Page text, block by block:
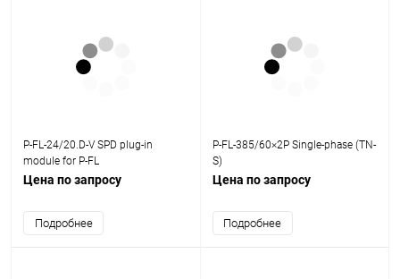
P-FL-24/20.D-V SPD plug-in
module for P-FL
Цена по запросу
Подробнее
P-FL-385/60×2P Single-phase (TN-
S)
Цена по запросу
Подробнее